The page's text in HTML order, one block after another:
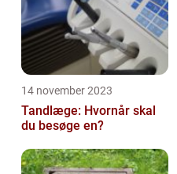
14 november 2023
Tandlæge: Hvornår skal
du besøge en?